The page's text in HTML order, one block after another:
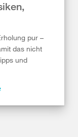
pur –
das nicht
und